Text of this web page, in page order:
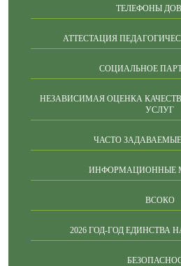
ТЕЛЕФОНЫ
АТТЕСТАЦИЯ
СОЦИАЛЬНОЕ
НЕЗАВИСИМАЯ ОЦЕНКА
УСЛУГ
ЧАСТО
ИНФОРМАЦИОННЫЕ
ВСОКО
2026 ГОД-ГОД ЕДИНСТВА